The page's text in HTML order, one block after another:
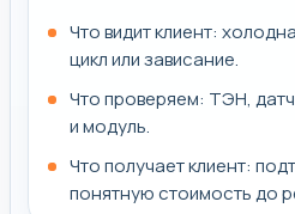
Что видит клиент:
цикл или зависание.
Что проверяем: ТЭН,
и модуль.
Что получает клиент:
понятную стоимость до